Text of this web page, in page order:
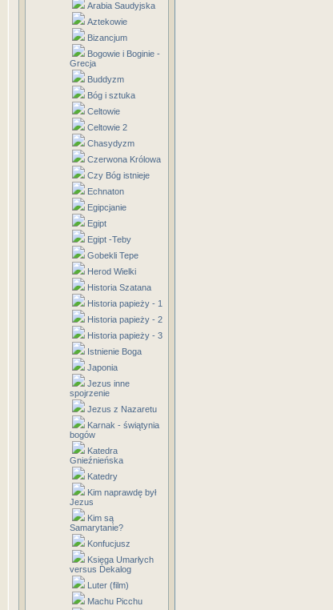
Arabia Saudyjska
Aztekowie
Bizancjum
Bogowie i Boginie -
Grecja
Buddyzm
Bóg i sztuka
Celtowie
Celtowie 2
Chasydyzm
Czerwona Królowa
Czy Bóg istnieje
Echnaton
Egipcjanie
Egipt
Egipt -Teby
Gobekli Tepe
Herod Wielki
Historia Szatana
Historia papieży - 1
Historia papieży - 2
Historia papieży - 3
Istnienie Boga
Japonia
Jezus inne
spojrzenie
Jezus z Nazaretu
Karnak - świątynia
bogów
Katedra
Gnieźnieńska
Katedry
Kim naprawdę był
Jezus
Kim są
Samarytanie?
Konfucjusz
Księga Umarłych
versus Dekalog
Luter (film)
Machu Picchu